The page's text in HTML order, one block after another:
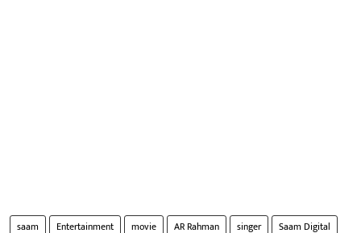
saam Entertainment movie AR Rahman singer
Saam Digital